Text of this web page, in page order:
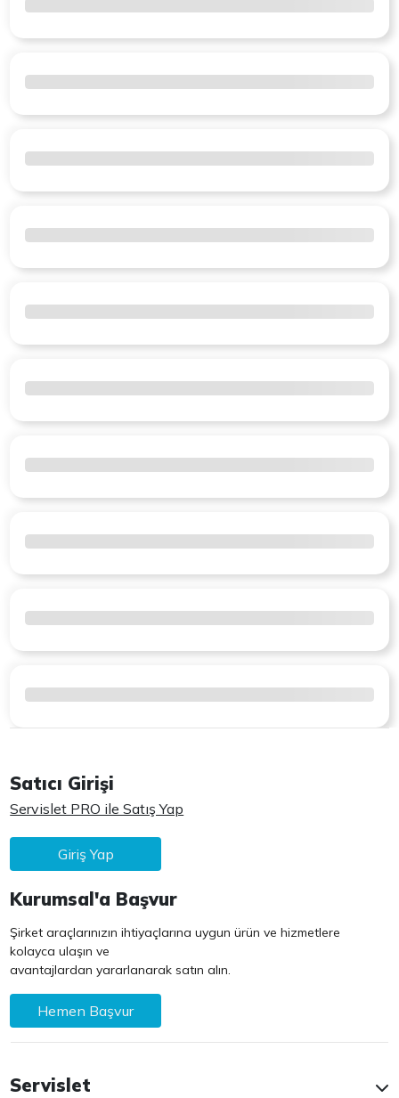
Satıcı Girişi
Servislet PRO ile Satış Yap
Giriş Yap
Kurumsal'a Başvur
Şirket araçlarınızın ihtiyaçlarına uygun ürün ve hizmetlere
kolayca ulaşın ve
avantajlardan yararlanarak satın alın.
Hemen Başvur
Servislet